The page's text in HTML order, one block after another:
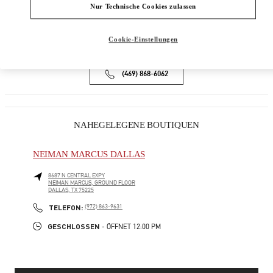
9B HIGHLAND PARK VILLAGE
DALLAS, TX 75205
Geschlossen- Öffnet 12:00 PM
(469) 868-6062
NAHEGELEGENE BOUTIQUEN
NEIMAN MARCUS DALLAS
8687 N CENTRAL EXPY
NEIMAN MARCUS, GROUND FLOOR
DALLAS, TX75225
TELEFON: PHONE
(972) 863-9631
GESCHLOSSEN - ÖFFNET 12:00 PM
Nur Technische Cookies zulassen
Cookie-Einstellungen